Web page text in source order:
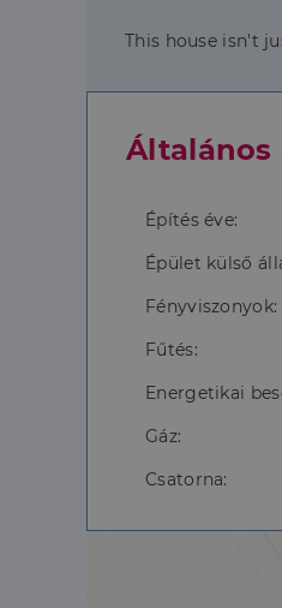
This house isn't
Általános
Építés éve:
Épület külső
Fényviszonyok:
Fűtés:
Energetikai
Gáz:
Csatorna: